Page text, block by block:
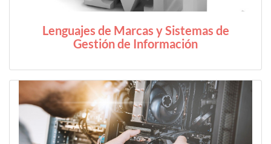
Lenguajes de Marcas y Sistemas de
Gestión de Información